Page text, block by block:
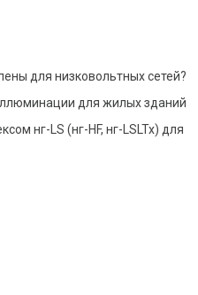
для низковольтных сетей?
для жилых зданий
нг-LS (нг-HF, нг-LSLTx) для